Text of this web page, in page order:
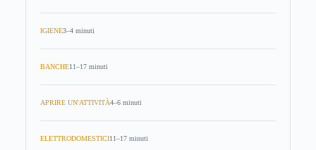
IGIENE3–4 minuti
BANCHE11–17 minuti
APRIRE UN'ATTIVITÀ4–6 minuti
ELETTRODOMESTICI11–17 minuti